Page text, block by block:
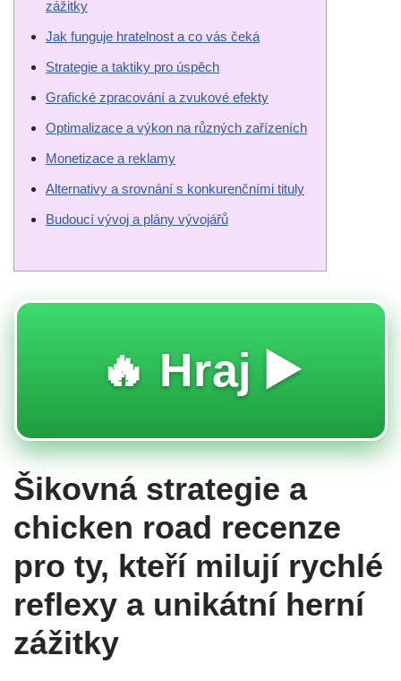
zážitky
Jak funguje hratelnost a co vás čeká
Strategie a taktiky pro úspěch
Grafické zpracování a zvukové efekty
Optimalizace a výkon na různých zařízeních
Monetizace a reklamy
Alternativy a srovnání s konkurenčními tituly
Budoucí vývoj a plány vývojářů
🔥 Hraj ▶️
Šikovná strategie a
chicken road recenze
pro ty, kteří milují rychlé
reflexy a unikátní herní
zážitky